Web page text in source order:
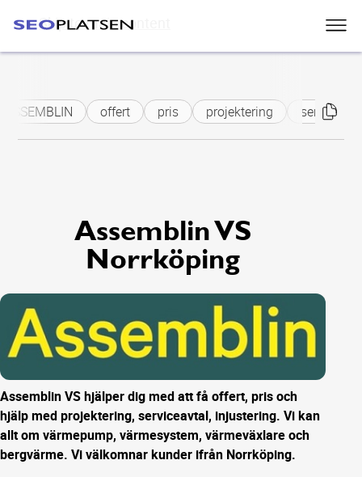
Skip to main content
ASSEMBLIN offert pris projektering
Assemblin VS
Norrköping
Assemblin VS hjälper dig med att få offert, pris och
hjälp med projektering, serviceavtal, injustering. Vi kan
allt om värmepump, värmesystem, värmeväxlare och
bergvärme. Vi välkomnar kunder ifrån Norrköping.